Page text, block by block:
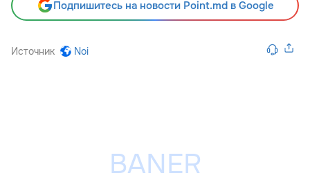
Подпишитесь на новости Point.md в Google
Источник Noi